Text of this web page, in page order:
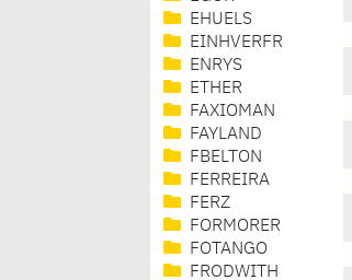
EHUELS
EINHVERFR
ENRYS
ETHER
FAXIOMAN
FAYLAND
FBELTON
FERREIRA
FERZ
FORMORER
FOTANGO
FRODWITH